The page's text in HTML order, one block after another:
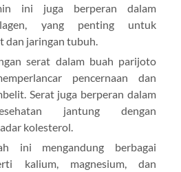
ini juga berperan dalam
yang penting untuk
dan jaringan tubuh.
serat dalam buah parijoto
pencernaan dan
Serat juga berperan dalam
jantung dengan
kolesterol.
ini mengandung berbagai
kalium, magnesium, dan